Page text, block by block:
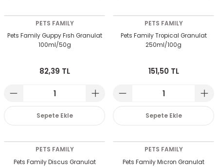
PETS FAMILY
Pets Family Guppy Fısh Granulat
100ml/50g
82,39 TL
Sepete Ekle
PETS FAMILY
Pets Family Tropical Granulat
250ml/100g
151,50 TL
Sepete Ekle
PETS FAMILY
Pets Family Discus Granulat
PETS FAMILY
Pets Family Mıcron Granulat